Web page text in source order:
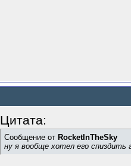
Цитата:
Сообщение от RocketInTheSky
ну я вообще хотел его спиздить